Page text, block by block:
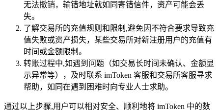
无法撤销，输错地址就如同寄错信件，资产可能会丢
失。
了解交易所的充值规则和限制,避免因不符合要求导致充
值失败或资产损失，某些交易所对新注册用户的充值有
时间或金额限制。
转账过程中,如遇到问题（如交易长时间未确认、金额显
示异常等），及时联系 imToken 客服和交易所客服寻求
帮助，如同在遇到困难时向专业人士求助。
通过以上步骤,用户可以相对安全、顺利地将 imToken 中的数